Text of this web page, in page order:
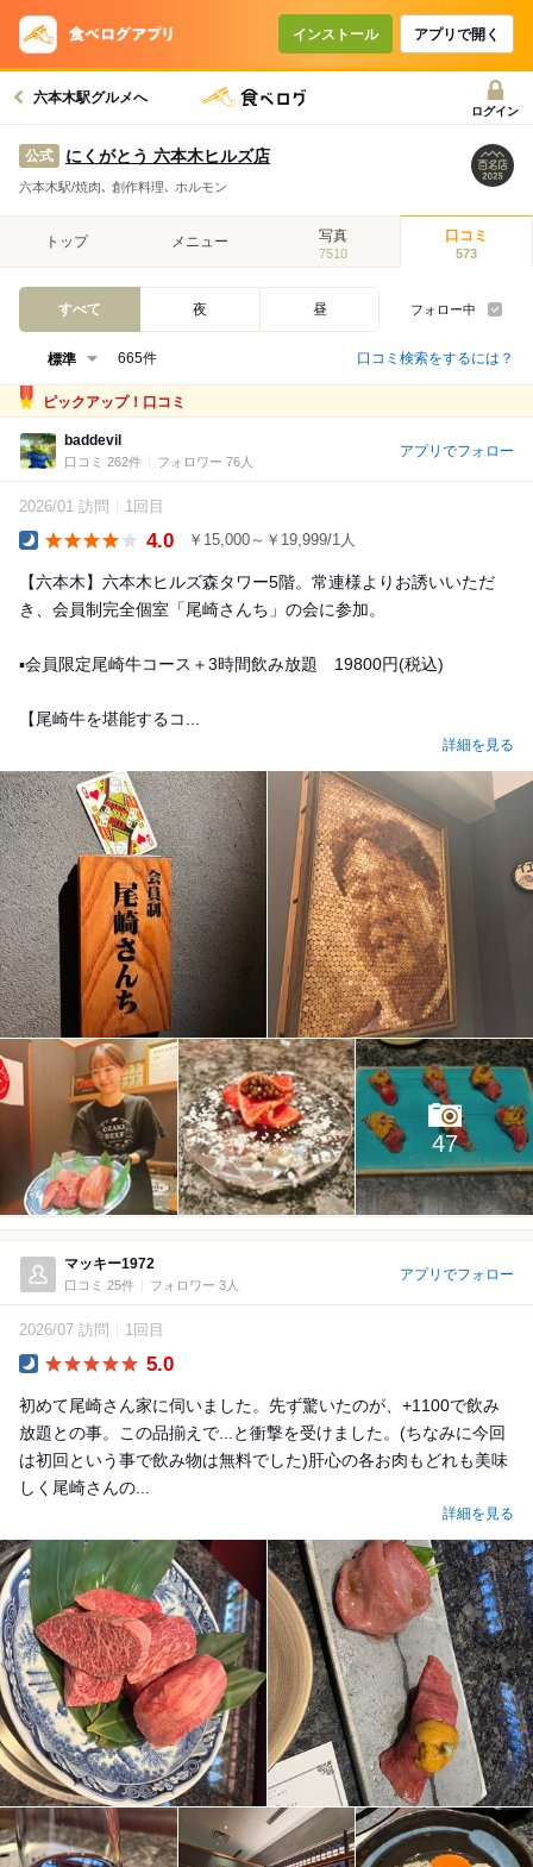
インストール アプリで開く
六本木駅グルメへ
ログイン
公式 にくがとう 六本木ヒルズ店
六本木駅/焼肉､ 創作料理､ ホルモン
トップ メニュー 写真
7510
口コミ
573
すべて 夜 昼 フォロー中
665件 口コミ検索をするには？
ピックアップ！口コミ
baddevil
口コミ 262件 フォロワー 76人
アプリでフォロー
2026/01 訪問 1回目
4.0 ￥15,000～￥19,999/1人
【六本木】六本木ヒルズ森タワー5階。常連様よりお誘いいただ
き、会員制完全個室「尾崎さんち」の会に参加。
▪️会員限定尾崎牛コース＋3時間飲み放題 19800円(税込)
【尾崎牛を堪能するコ...
詳細を見る
47
マッキー1972
口コミ 25件 フォロワー 3人
アプリでフォロー
2026/07 訪問 1回目
5.0
初めて尾崎さん家に伺いました。先ず驚いたのが、+1100で飲み
放題との事。この品揃えで...と衝撃を受けました。(ちなみに今回
は初回という事で飲み物は無料でした)肝心の各お肉もどれも美味
しく尾崎さんの...
詳細を見る